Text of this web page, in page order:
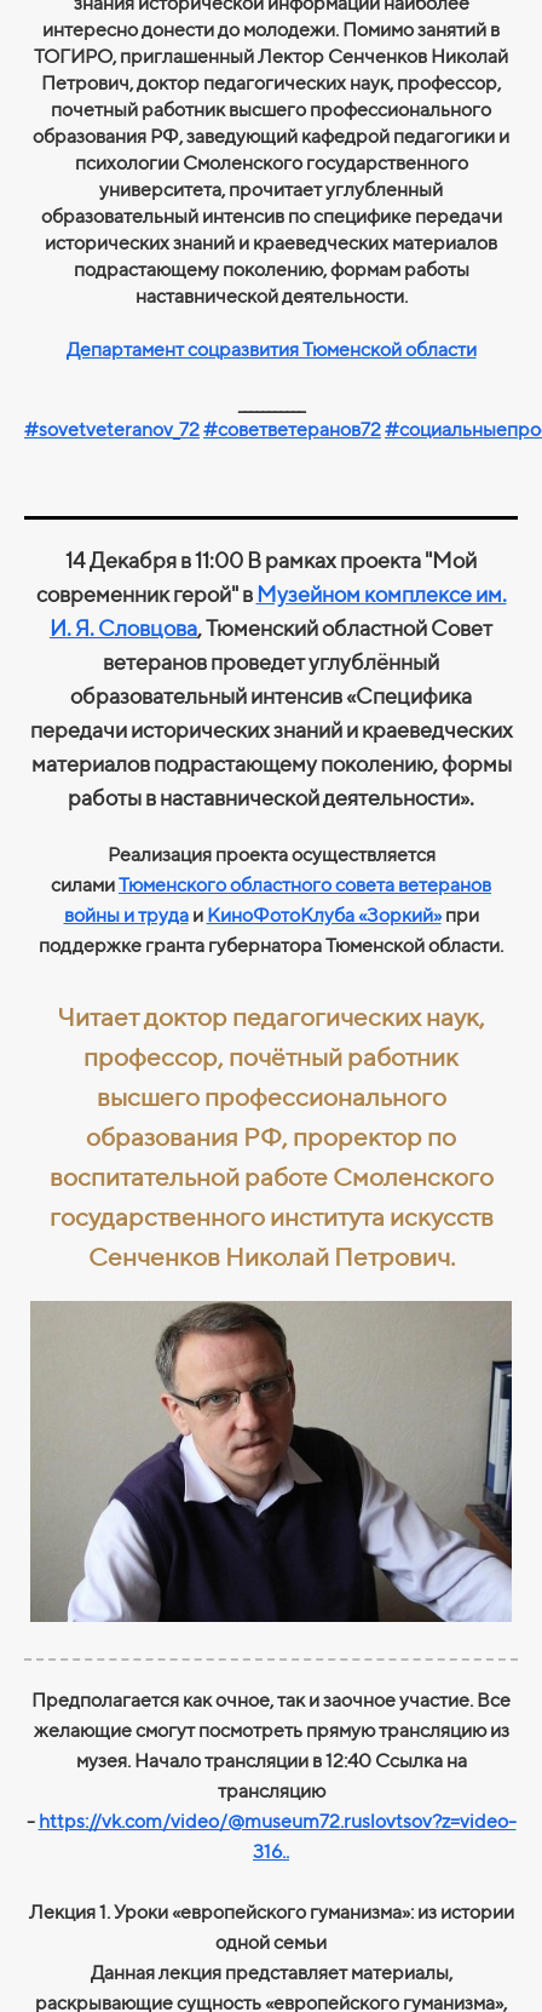
интересно донести до молодежи. Помимо занятий в
ТОГИРО, приглашенный Лектор Сенченков Николай
Петрович, доктор педагогических наук, профессор,
почетный работник высшего профессионального
образования РФ, заведующий кафедрой педагогики и
психологии Смоленского государственного
университета, прочитает углубленный
образовательный интенсив по специфике передачи
исторических знаний и краеведческих материалов
подрастающему поколению, формам работы
наставнической деятельности.
Департамент соцразвития Тюменской области
#sovetveteranov_72#советветеранов72
14 Декабря в 11:00 В рамках проекта "Мой
современник герой" в Музейном комплексе им.
И. Я. Словцова, Тюменский областной Совет
ветеранов проведет углублённый
образовательный интенсив «Специфика
передачи исторических знаний и краеведческих
материалов подрастающему поколению, формы
работы в наставнической деятельности».
Реализация проекта осуществляется
силамиТюменского областного совета ветеранов
войны и труда и КиноФотоКлуба «Зоркий» при
поддержке гранта губернатора Тюменской области.
Читает доктор педагогических наук,
профессор, почётный работник
высшего профессионального
образования РФ, проректор по
воспитательной работе Смоленского
государственного института искусств
Сенченков Николай Петрович.
Предполагается как очное, так и заочное участие. Все
желающие смогут посмотреть прямую трансляцию из
музея. Начало трансляции в 12:40 Ссылка на
трансляцию
- https://vk.com/video/@museum72.ruslovtsov?z=video-
316..
Лекция 1. Уроки «европейского гуманизма»: из истории
одной семьи
Данная лекция представляет материалы,
раскрывающие сущность «европейского гуманизма»,